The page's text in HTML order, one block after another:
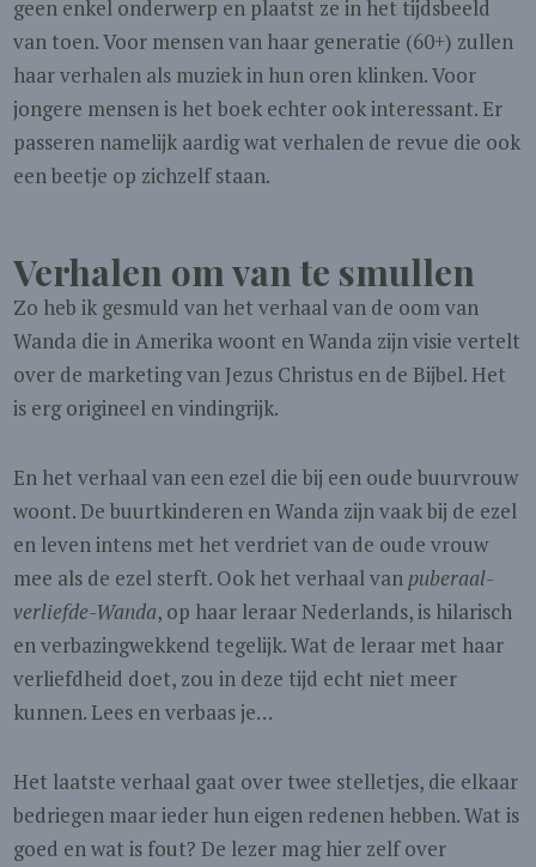
geen enkel onderwerp en plaatst ze in het tijdsbeeld
van toen. Voor mensen van haar generatie (60+) zullen
haar verhalen als muziek in hun oren klinken. Voor
jongere mensen is het boek echter ook interessant. Er
passeren namelijk aardig wat verhalen de revue die ook
een beetje op zichzelf staan.
Verhalen om van te smullen
Zo heb ik gesmuld van het verhaal van de oom van
Wanda die in Amerika woont en Wanda zijn visie vertelt
over de marketing van Jezus Christus en de Bijbel. Het
is erg origineel en vindingrijk.
En het verhaal van een ezel die bij een oude buurvrouw
woont. De buurtkinderen en Wanda zijn vaak bij de ezel
en leven intens met het verdriet van de oude vrouw
mee als de ezel sterft. Ook het verhaal van puberaal-
verliefde-Wanda, op haar leraar Nederlands, is hilarisch
en verbazingwekkend tegelijk. Wat de leraar met haar
verliefdheid doet, zou in deze tijd echt niet meer
kunnen. Lees en verbaas je…
Het laatste verhaal gaat over twee stelletjes, die elkaar
bedriegen maar ieder hun eigen redenen hebben. Wat is
goed en wat is fout? De lezer mag hier zelf over